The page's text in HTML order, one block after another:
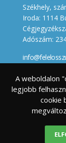
Székhely,
Iroda: 1114
Adószám:
A weboldalon
legjobb
cookie